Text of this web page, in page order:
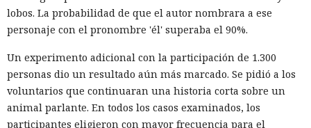
lobos. La probabilidad de que el autor nombrara a ese
personaje con el pronombre 'él' superaba el 90%.
Un experimento adicional con la participación de 1.300
personas dio un resultado aún más marcado. Se pidió a los
voluntarios que continuaran una historia corta sobre un
animal parlante. En todos los casos examinados, los
participantes eligieron con mayor frecuencia para el